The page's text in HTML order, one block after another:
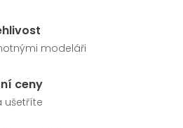
modeláři
ceny
ušetříte